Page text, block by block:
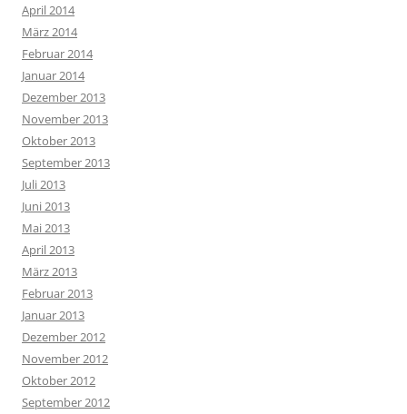
April 2014
März 2014
Februar 2014
Januar 2014
Dezember 2013
November 2013
Oktober 2013
September 2013
Juli 2013
Juni 2013
Mai 2013
April 2013
März 2013
Februar 2013
Januar 2013
Dezember 2012
November 2012
Oktober 2012
September 2012